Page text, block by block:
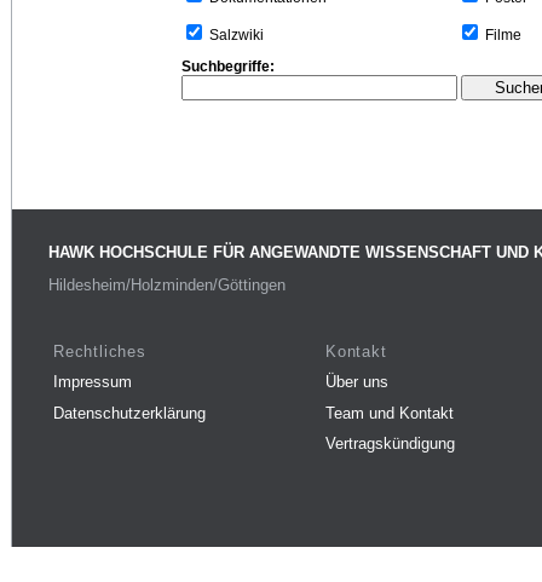
Salzwiki
Filme
Suchbegriffe:
HAWK HOCHSCHULE FÜR ANGEWANDTE WISSENSCHAFT UND
Hildesheim/Holzminden/Göttingen
Rechtliches
Impressum
Datenschutzerklärung
Kontakt
Über uns
Team und Kontakt
Vertragskündigung